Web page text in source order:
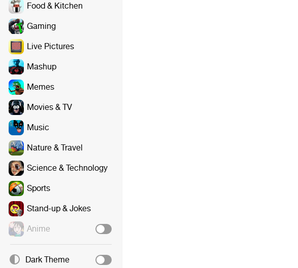
Food & Kitchen
Gaming
Live Pictures
Mashup
Memes
Movies & TV
Music
Nature & Travel
Science & Technology
Sports
Stand-up & Jokes
Anime
Dark Theme